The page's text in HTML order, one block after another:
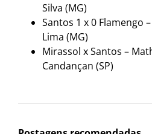
Silva (MG)
Santos 1 x 0 Flamengo
Lima (MG)
Mirassol x Santos –
Candançan (SP)